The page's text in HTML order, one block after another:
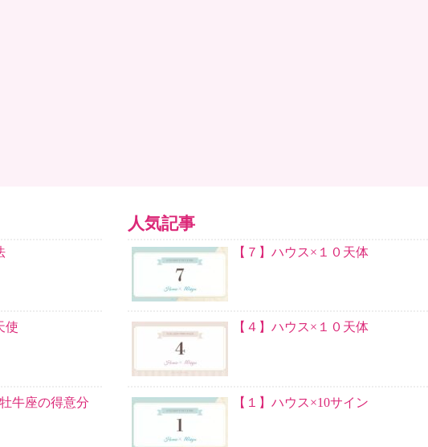
使
牛座の得意分
人気記事
【７】ハウス×１０天体
【４】ハウス×１０天体
【１】ハウス×10サイン